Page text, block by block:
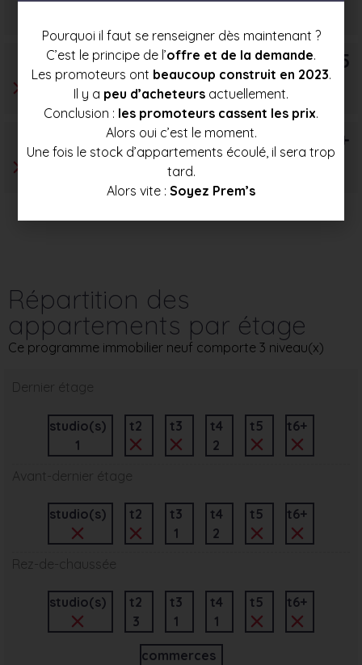
T5
T6+
Répartition des
appartements par étage
Ce programme immobilier neuf comporte 3 niveau(x)
Dernier étage
studio(s)
1
t2 t3
t4
2
t5 t6+
Avant-dernier étage
studio(s) t2
t3
1
t4
2
t5 t6+
Rez-de-chaussée
studio(s)
t2
3
t3
1
t4
1
t5 t6+
commerces
Pourquoi il faut se renseigner dès maintenant ?
C’est le principe de l’offre et de la demande.
Les promoteurs ont beaucoup construit en 2023.
Il y a peu d’acheteurs actuellement.
Conclusion : les promoteurs cassent les prix.
Alors oui c’est le moment.
Une fois le stock d’appartements écoulé, il sera trop
tard.
Alors vite : Soyez Prem’s